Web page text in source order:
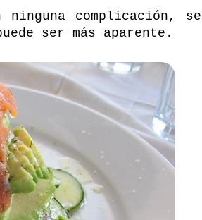
complicación, se
ser más aparente.